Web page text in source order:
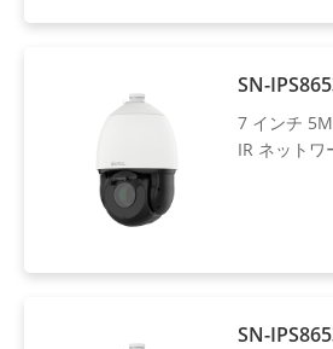
SN-
7 インチ
IR ネットワ
SN-